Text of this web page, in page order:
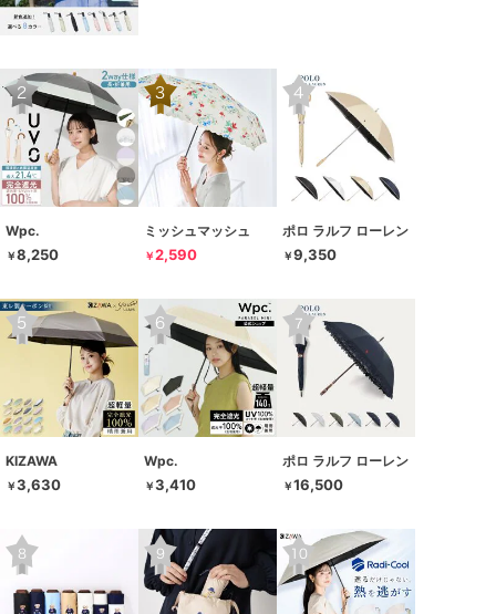
Wpc.
￥8,250
ミッシュマッシュ
￥2,590
ポロ ラルフ ローレン
￥9,350
KIZAWA
￥3,630
Wpc.
￥3,410
ポロ ラルフ ローレン
￥16,500